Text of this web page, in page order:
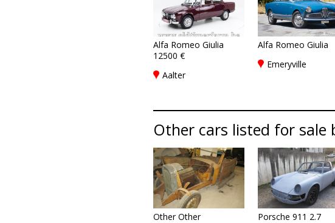
Alfa Romeo Giulia
12500 €
Aalter
Alfa Romeo Giulia
Emeryville
Other cars listed for sale
Other Other
Porsche 911 2.7